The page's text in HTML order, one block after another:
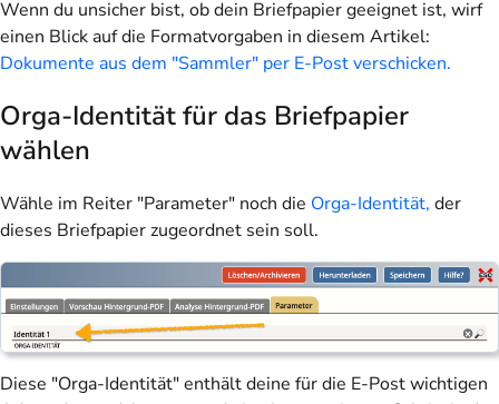
Wenn du unsicher bist, ob dein Briefpapier geeignet ist, wirf
einen Blick auf die Formatvorgaben in diesem Artikel:
Dokumente aus dem "Sammler" per E-Post verschicken.
Orga-Identität für das Briefpapier
wählen
Wähle im Reiter "Parameter" noch die Orga-Identität, der
dieses Briefpapier zugeordnet sein soll.
Diese "Orga-Identität" enthält deine für die E-Post wichtigen